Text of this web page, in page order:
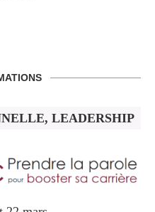
LEADERSHIP